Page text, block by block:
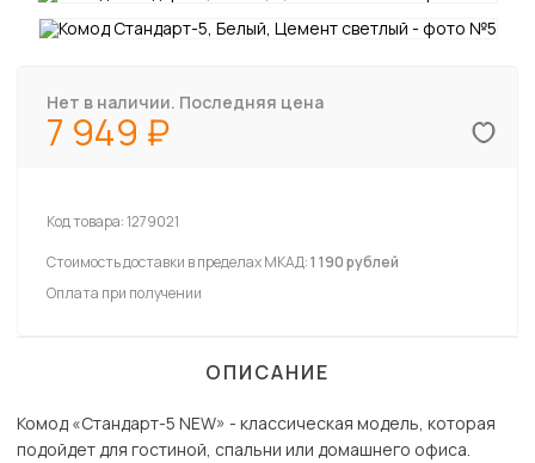
Нет в наличии. Последняя цена
7 949
Код товара:1279021
Стоимость доставки в пределах МКАД:1 190 рублей
Оплата при получении
ОПИСАНИЕ
Комод «Стандарт-5 NEW» - классическая модель, которая
подойдет для гостиной, спальни или домашнего офиса.